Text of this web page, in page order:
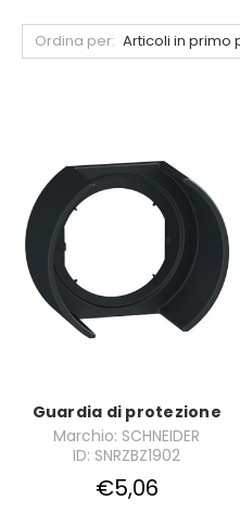
Ordina per:
Guardia di protezione
Marchio: SCHNEIDER
ID: SNRZBZ1902
€5,06